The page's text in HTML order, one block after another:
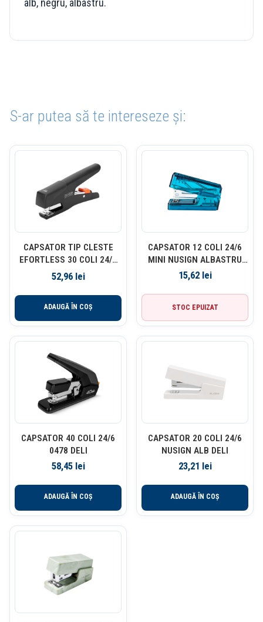
alb, negru, albastru.
S-ar putea să te intereseze și:
CAPSATOR TIP CLESTE
EFORTLESS 30 COLI 24/6
NEGRU DELI
52,96 lei
ADAUGĂ ÎN COȘ
CAPSATOR 12 COLI 24/6
MINI NUSIGN ALBASTRU
TRANSPARENT
15,62 lei
STOC EPUIZAT
CAPSATOR 40 COLI 24/6
0478 DELI
58,45 lei
ADAUGĂ ÎN COȘ
CAPSATOR 20 COLI 24/6
NUSIGN ALB DELI
23,21 lei
ADAUGĂ ÎN COȘ